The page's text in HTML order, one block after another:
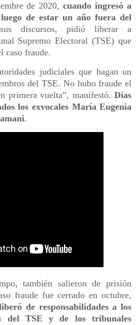
de 2020,cuando ingresó a
de estar un año fuera del
discursos, pidió liberar a
Supremo Electoral (TSE) que
caso fraude.
judiciales que hagan un
del TSE. No hubo fraude el
primera vuelta”, manifestó.Días
los exvocales María Eugenia
.
también salieron de prisión
fraude fue cerrado en octubre,
de responsabilidades a los
del TSE y de los tribunales